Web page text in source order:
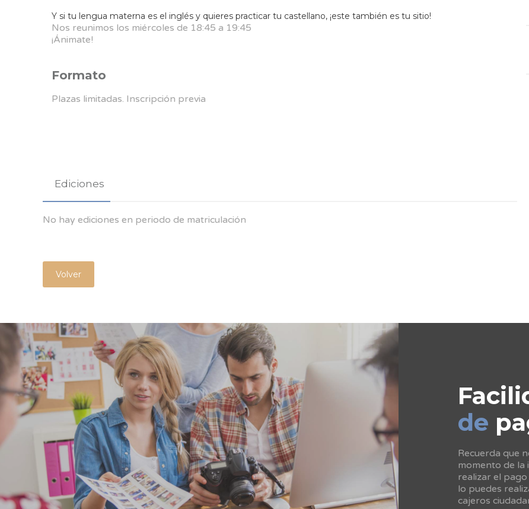
Y si tu lengua materna es el inglés y quieres practicar tu castellano, ¡este también es tu sitio!
Nos reunimos los miércoles de 18:45 a 19:45
¡Ánimate!
Formato
Plazas limitadas. Inscripción previa
Ediciones
No hay ediciones en periodo de matriculación
Volver
de
Recuerda que
momento de la
realizar el
lo puedes
cajeros